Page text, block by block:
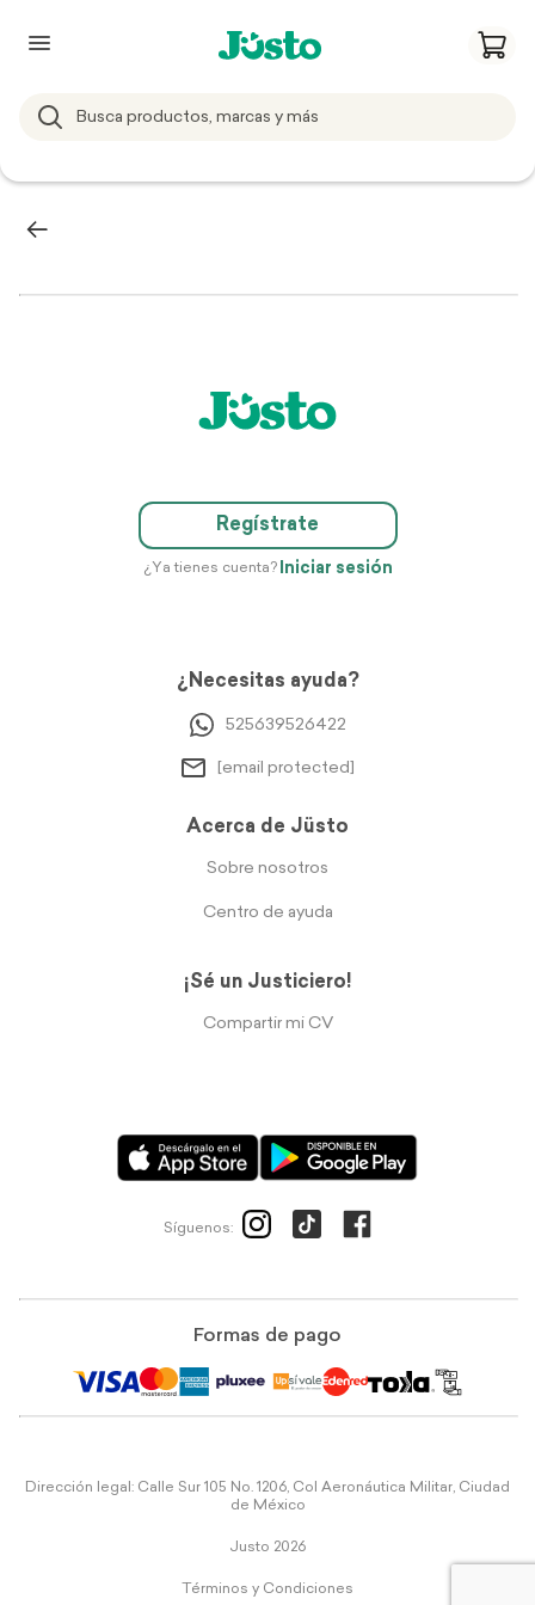
Regístrate
¿Ya tienes cuenta? Iniciar sesión
¿Necesitas ayuda?
525639526422
[email protected]
Acerca de Jüsto
Sobre nosotros
Centro de ayuda
¡Sé un Justiciero!
Compartir mi CV
Síguenos:
Formas de pago
Dirección legal: Calle Sur 105 No. 1206, Col Aeronáutica Militar, Ciudad
de México
Justo 2026
Términos y Condiciones